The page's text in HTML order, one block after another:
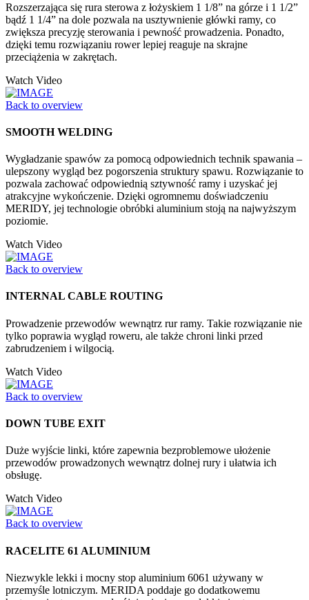
Rozszerzająca się rura sterowa z łożyskiem 1 1/8” na górze i 1 1/2”
bądź 1 1/4” na dole pozwala na usztywnienie główki ramy, co
zwiększa precyzję sterowania i pewność prowadzenia. Ponadto,
dzięki temu rozwiązaniu rower lepiej reaguje na skrajne
przeciążenia w zakrętach.
Watch Video
Back to overview
SMOOTH WELDING
Wygładzanie spawów za pomocą odpowiednich technik spawania –
ulepszony wygląd bez pogorszenia struktury spawu. Rozwiązanie to
pozwala zachować odpowiednią sztywność ramy i uzyskać jej
atrakcyjne wykończenie. Dzięki ogromnemu doświadczeniu
MERIDY, jej technologie obróbki aluminium stoją na najwyższym
poziomie.
Watch Video
Back to overview
INTERNAL CABLE ROUTING
Prowadzenie przewodów wewnątrz rur ramy. Takie rozwiązanie nie
tylko poprawia wygląd roweru, ale także chroni linki przed
zabrudzeniem i wilgocią.
Watch Video
Back to overview
DOWN TUBE EXIT
Duże wyjście linki, które zapewnia bezproblemowe ułożenie
przewodów prowadzonych wewnątrz dolnej rury i ułatwia ich
obsługę.
Watch Video
Back to overview
RACELITE 61 ALUMINIUM
Niezwykle lekki i mocny stop aluminium 6061 używany w
przemyśle lotniczym. MERIDA poddaje go dodatkowemu